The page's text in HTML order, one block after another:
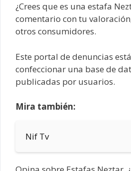
¿Crees que es una estafa
comentario con tu
otros consumidores.
Este portal de denuncias
confeccionar una base de
publicadas por usuarios.
Mira también:
Nif Tv